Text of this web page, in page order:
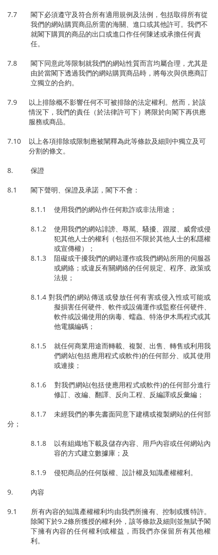
7.7 閣下必須遵守及符合所有適用規例及法例，包括取得所有從
我們的網站購買商品所需的海關、進口或其他許可。我們不
就閣下購買的商品的出口或進口作任何陳述或承擔任何責
任。
7.8 閣下同意此等限制就我們的網站性質而言均屬合理，尤其是
由於當閣下透過我們的網站購買商品時，將每次與供應商訂
立獨立的合約。
7.9 以上排除概不影響任何不可被排除的法定權利。然而，於該
情況下，我們的責任（於法律許可下）將限於向閣下再供應
服務或商品。
7.10 以上各項排除或限制應被闡釋為此等條款及細則中獨立及可
分割的條文。
8. 保證
8.1 閣下聲明、保證及承諾，閣下不會：
8.1.1 使用我們的網站作任何欺詐或非法用途；
8.1.2 使用我們的網站誹謗、辱駡、騷擾、跟蹤、威脅或侵
犯其他人士的權利（包括但不限於其他人士的私隱權
或宣傳權）；
8.1.3 阻礙或干擾我們的網站運作或我們網站所用的伺服器
或網絡；或違反有關網絡的任何規定、程序、政策或
法規；
8.1.4 對我們的網站傳送或發放任何有害或侵入性或可能或
擬損害任何硬件、軟件或設備運作或監察任何硬件、
軟件或設備使用的病毒、蠕蟲、特洛伊木馬程式或其
他電腦編碼；
8.1.5 就任何商業用途而轉載、複製、出售、轉售或利用我
們網站(包括應用程式或軟件)的任何部分、或其使用
或連接；
8.1.6 對我們網站(包括使應用程式或軟件)的任何部分進行
修訂、改編、翻譯、反向工程、反編譯或反彙編；
8.1.7 未經我們的事先書面同意下建構或複製網站的任何部
分；
8.1.8 以有組織地下載及儲存內容、用戶內容或任何網站內
容的方式建立數據庫；及
8.1.9 侵犯商品的任何版權、設計權及知識產權權利。
9. 內容
9.1 所有內容的知識產權權利均由我們所擁有、控制或獲特許。
除閣下於9.2條所獲授的權利外，該等條款及細則並無賦予閣
下擁有內容的任何權利或權益，而我們亦保留所有其他權
利。